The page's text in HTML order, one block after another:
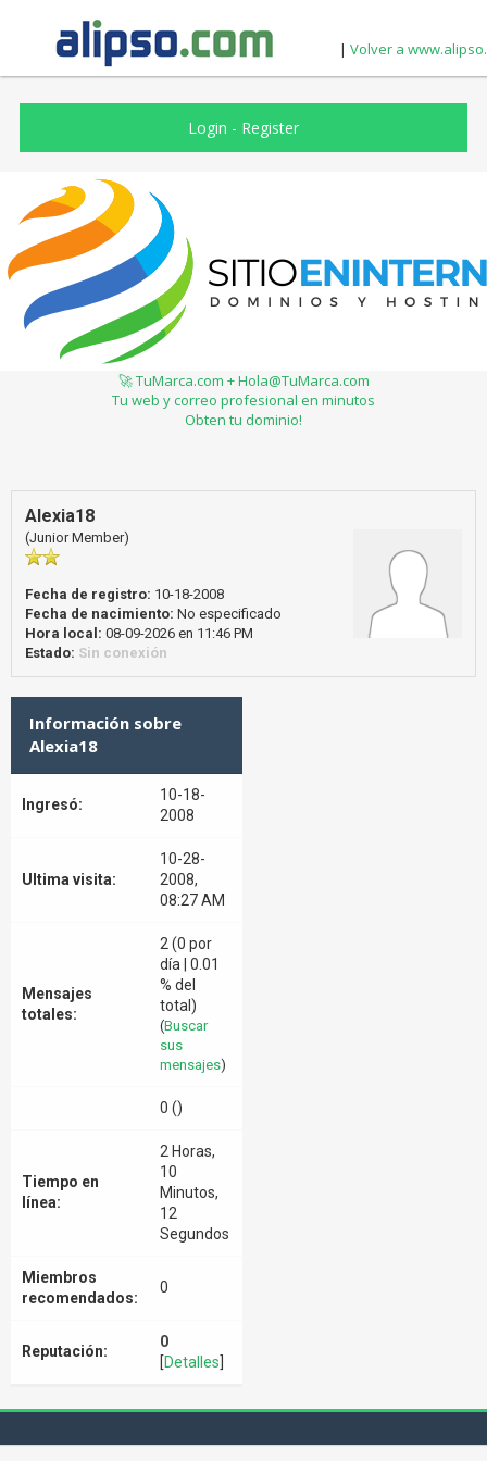
| Volver a
Login - Register
🚀 TuMarca.com + Hola@TuMarca.com
Tu web y correo profesional en minutos
Obten tu dominio!
Alexia18
(Junior Member)
Fecha de registro: 10-18-2008
Fecha de nacimiento: No especificado
Hora local: 08-09-2026 en 11:46 PM
Estado: Sin conexión
Información sobre
Alexia18
Ingresó:
10-18-
2008
Ultima visita:
10-28-
2008,
08:27 AM
Mensajes
totales:
2 (0 por
día | 0.01
% del
total)
(Buscar
sus
mensajes)
0 ()
Tiempo en
línea:
2 Horas,
10
Minutos,
12
Segundos
Miembros
recomendados:
0
Reputación:
0
[Detalles